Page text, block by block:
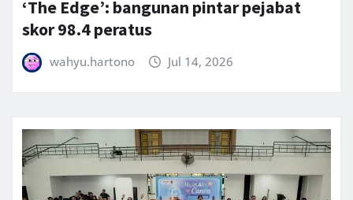
‘The Edge’: bangunan pintar pejabat
skor 98.4 peratus
wahyu.hartono Jul 14, 2026